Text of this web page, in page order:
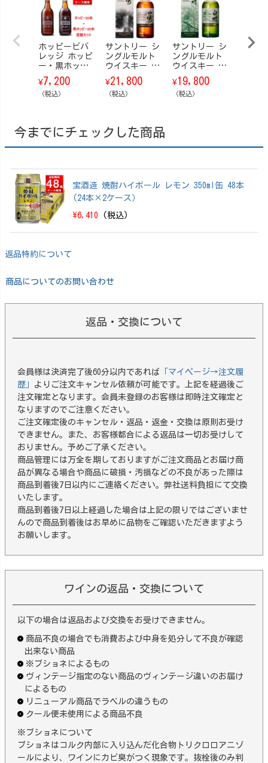
ホッピービバ
レッジ ホッピ
ー・黒ホッピ
ーセット 業務
用 瓶 360ml 4
0本（白20本＋
¥7,200
（税込）
サントリー シ
ングルモルト
ウイスキー 山
崎 Story of t
he Distillery
（ストーリ
26 EDITION 70
¥21,800
（税込）
サントリー シ
ングルモルト
ウイスキー 白
州 Story of t
he Distillery
（ストーリ
¥19,800
（税込）
サン
今までにチェックした商品
宝酒造 焼酎ハイボール レモン 350ml缶 48本
(24本×2ケース）
\6,410 (税込)
返品特約について
商品についてのお問い合わせ
返品・交換について
会員様は決済完了後60分以内であれば 「マイページ→注文履
歴」 よりご注文キャンセル依頼が可能です。上記を経過後ご
注文確定となります。会員未登録のお客様は即時注文確定と
なりますのでご注意ください。
ご注文確定後のキャンセル・返品・返金・交換は原則お受け
できません。また、お客様都合による返品は一切お受けして
おりません。予めご了承ください。
商品管理には万全を期しておりますがご注文商品とお届け商
品が異なる場合や商品に破損・汚損などの不良があった際は
商品到着後7日以内にご連絡ください。弊社送料負担にて交換
いたします。
商品到着後7日以上経過した場合は上記の限りではございませ
んので商品到着後はお早めに品物をご確認いただきますよう
お願いします。
ワインの返品・交換について
以下の場合は返品および交換をお受けできません。
商品不良の場合でも消費および中身を処分して不良が確認
出来ない商品
※ブショネによるもの
ヴィンテージ指定のない商品のヴィンテージ違いのお届け
によるもの
リニューアル商品でラベルの違うもの
クール便未使用による商品不良
※ブショネについて
ブショネはコルク内部に入り込んだ化合物トリクロロアニゾ
ールにより、ワインにカビ臭がつく現象です。抜栓後のみ判